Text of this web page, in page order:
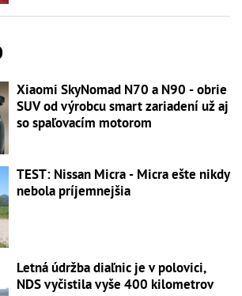
Xiaomi SkyNomad N70 a N90 - obrie
SUV od výrobcu smart zariadení už aj
so spaľovacím motorom
TEST: Nissan Micra - Micra ešte nikdy
nebola príjemnejšia
Letná údržba diaľnic je v polovici,
NDS vyčistila vyše 400 kilometrov